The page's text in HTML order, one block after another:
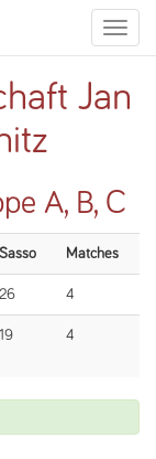
Toggle
Jan
A, B, C
Sasso Matches
26 4
19 4